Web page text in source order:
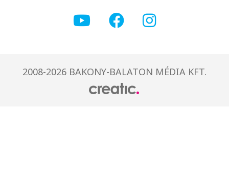
2008-2026 BAKONY-BALATON MÉDIA KFT.